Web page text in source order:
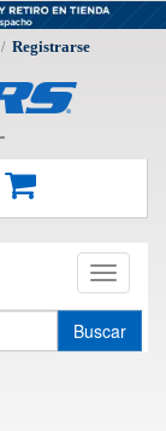
/ Registrarse
Toggle
Buscar